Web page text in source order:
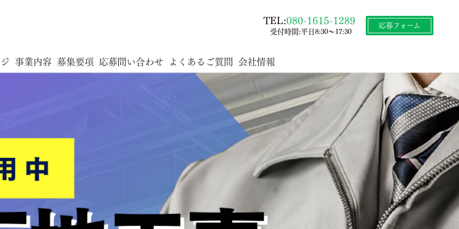
TEL:080-1615-1289
受付時間:平日8:30～17:30
応募フォーム
事業内容 募集要項 応募問い合わせ よくあるご質問 会社情報